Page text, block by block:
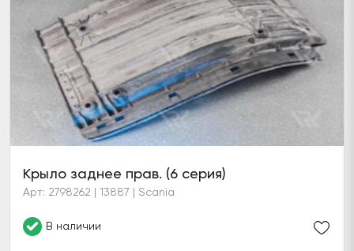
Крыло заднее прав. (6 серия)
Арт: 2798262 | 13887 | Scania
В наличии